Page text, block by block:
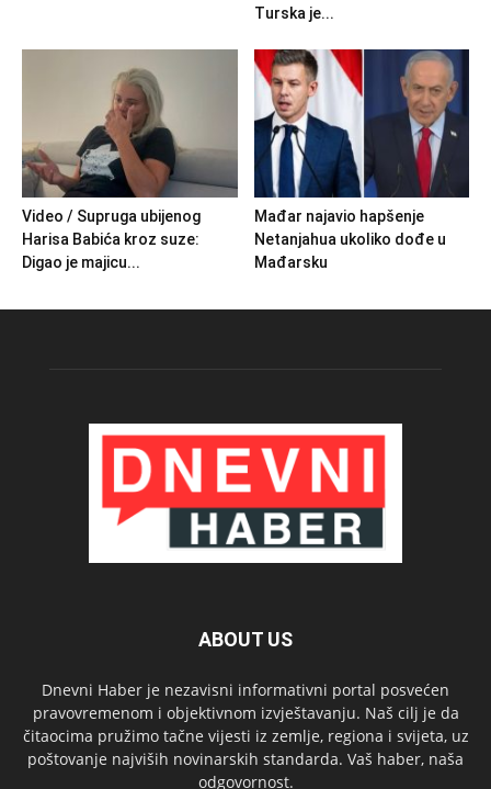
Turska je...
Video / Supruga ubijenog
Harisa Babića kroz suze:
Digao je majicu...
Mađar najavio hapšenje
Netanjahua ukoliko dođe u
Mađarsku
ABOUT US
Dnevni Haber je nezavisni informativni portal posvećen
pravovremenom i objektivnom izvještavanju. Naš cilj je da
čitaocima pružimo tačne vijesti iz zemlje, regiona i svijeta, uz
poštovanje najviših novinarskih standarda. Vaš haber, naša
odgovornost.